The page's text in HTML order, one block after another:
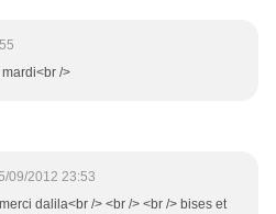
/>
09/2012 23:53
dalila<br /> <br /> <br /> bises et